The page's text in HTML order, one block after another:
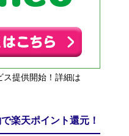
提供開始！詳細は
楽天ポイント還元！